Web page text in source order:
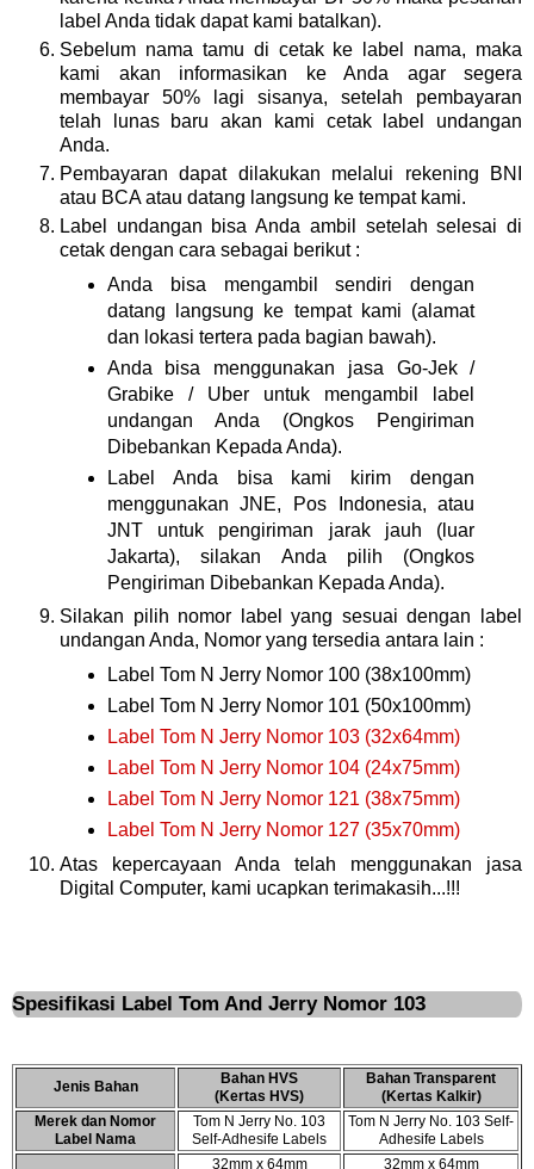
label Anda tidak dapat kami batalkan).
Sebelum nama tamu di cetak ke label nama, maka
kami akan informasikan ke Anda agar segera
membayar 50% lagi sisanya, setelah pembayaran
telah lunas baru akan kami cetak label undangan
Anda.
Pembayaran dapat dilakukan melalui rekening BNI
atau BCA atau datang langsung ke tempat kami.
Label undangan bisa Anda ambil setelah selesai di
cetak dengan cara sebagai berikut :
Anda bisa mengambil sendiri dengan
datang langsung ke tempat kami (alamat
dan lokasi tertera pada bagian bawah).
Anda bisa menggunakan jasa Go-Jek /
Grabike / Uber untuk mengambil label
undangan Anda (Ongkos Pengiriman
Dibebankan Kepada Anda).
Label Anda bisa kami kirim dengan
menggunakan JNE, Pos Indonesia, atau
JNT untuk pengiriman jarak jauh (luar
Jakarta), silakan Anda pilih (Ongkos
Pengiriman Dibebankan Kepada Anda).
Silakan pilih nomor label yang sesuai dengan label
undangan Anda, Nomor yang tersedia antara lain :
Label Tom N Jerry Nomor 100 (38x100mm)
Label Tom N Jerry Nomor 101 (50x100mm)
Label Tom N Jerry Nomor 103 (32x64mm)
Label Tom N Jerry Nomor 104 (24x75mm)
Label Tom N Jerry Nomor 121 (38x75mm)
Label Tom N Jerry Nomor 127 (35x70mm)
Atas kepercayaan Anda telah menggunakan jasa
Digital Computer, kami ucapkan terimakasih...!!!
Spesifikasi Label Tom And Jerry Nomor 103
Jenis Bahan
Bahan HVS
(Kertas HVS)
Bahan Transparent
(Kertas Kalkir)
Merek dan Nomor
Label Nama
Tom N Jerry No. 103
Self-Adhesife Labels
Tom N Jerry No. 103 Self-
Adhesife Labels
32mm x 64mm
32mm x 64mm